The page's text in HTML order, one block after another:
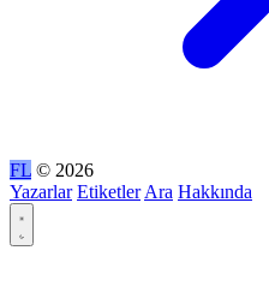
FL © 2026
Yazarlar Etiketler Ara Hakkında